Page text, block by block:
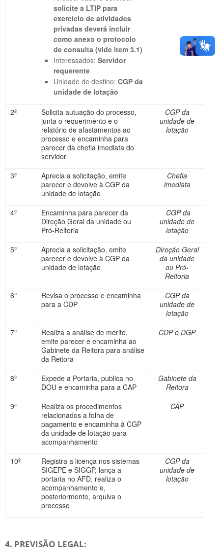
solicite a LTIP para
exercício de atividades
privadas deverá incluir
como anexo o protocolo
de consulta (vide item 3.1)
Interessados: Servidor
requerente
Unidade de destino: CGP da
unidade de lotação
2º
Solicita autuação do processo,
junta o requerimento e o
relatório de afastamentos ao
processo e encaminha para
parecer da chefia imediata do
servidor
CGP da
unidade de
lotação
3º
Aprecia a solicitação, emite
parecer e devolve à CGP da
unidade de lotação
Chefia
imediata
4º
Encaminha para parecer da
Direção Geral da unidade ou
Pró-Reitoria
CGP da
unidade de
lotação
5º
Aprecia a solicitação, emite
parecer e devolve à CGP da
unidade de lotação
Direção Geral
da unidade
ou Pró-
Reitoria
6º
Revisa o processo e encaminha
para a CDP
CGP da
unidade de
lotação
7º
Realiza a análise de mérito,
emite parecer e encaminha ao
Gabinete da Reitora para análise
da Reitora
CDP e DGP
8º
Expede a Portaria, publica no
DOU e encaminha para a CAP
Gabinete da
Reitora
9ª
Realiza os procedimentos
relacionados a folha de
pagamento e encaminha à CGP
da unidade de lotação para
acompanhamento
CAP
10º
Registra a licença nos sistemas
SIGEPE e SIGGP, lança a
portaria no AFD, realiza o
acompanhamento e,
posteriormente, arquiva o
processo
CGP da
unidade de
lotação
4. PREVISÃO LEGAL: